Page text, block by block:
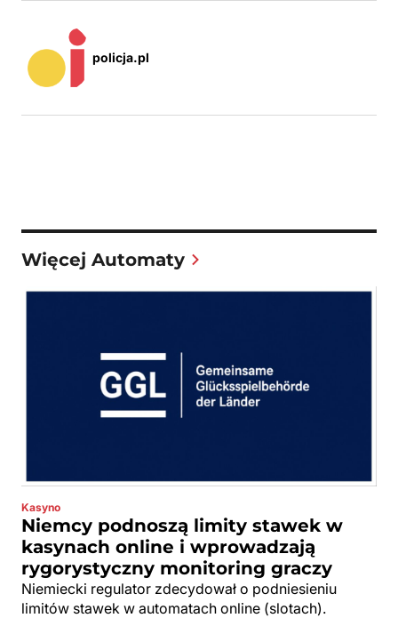
policja.pl
Więcej Automaty
Kasyno
Niemcy podnoszą limity stawek w
kasynach online i wprowadzają
rygorystyczny monitoring graczy
Niemiecki regulator zdecydował o podniesieniu
limitów stawek w automatach online (slotach).